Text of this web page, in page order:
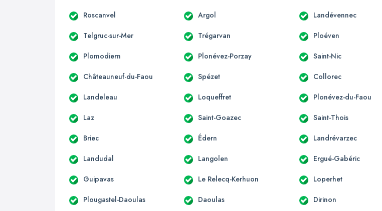
Roscanvel Argol Landévennec
Telgruc-sur-Mer Trégarvan Ploéven
Plomodiern Plonévez-Porzay Saint-Nic
Châteauneuf-du-Faou Spézet Collorec
Landeleau Loqueffret Plonévez-du-Faou
Laz Saint-Goazec Saint-Thois
Briec Édern Landrévarzec
Landudal Langolen Ergué-Gabéric
Guipavas Le Relecq-Kerhuon Loperhet
Plougastel-Daoulas Daoulas Dirinon